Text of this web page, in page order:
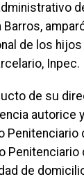
Barros,
de los
Inpec.
de su
autorice
Penitenciario
Penitenciario
de